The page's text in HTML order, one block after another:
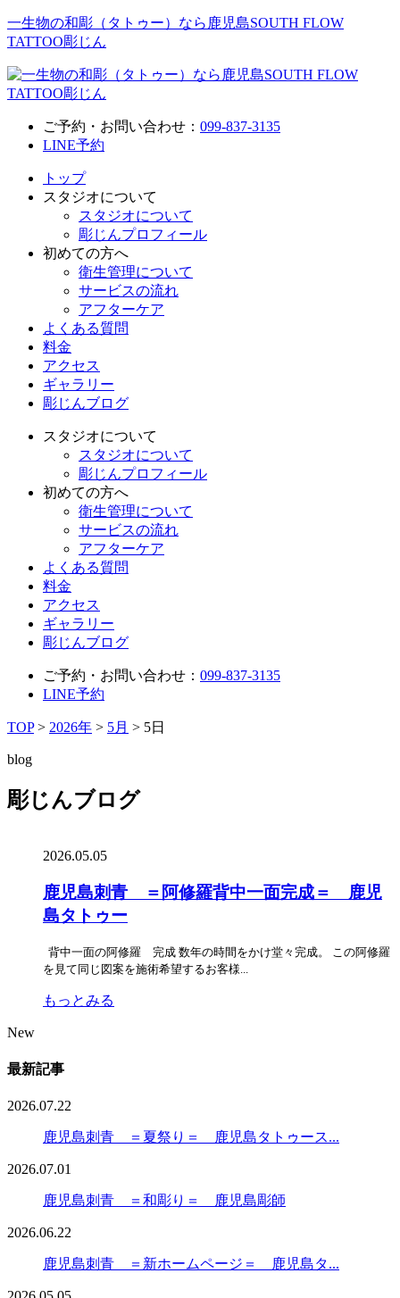
一生物の和彫（タトゥー）なら鹿児島SOUTH FLOW
TATTOO彫じん
ご予約・お問い合わせ： 099-837-3135
LINE予約
トップ
スタジオについて
スタジオについて
彫じんプロフィール
初めての方へ
衛生管理について
サービスの流れ
アフターケア
よくある質問
料金
アクセス
ギャラリー
彫じんブログ
スタジオについて
スタジオについて
彫じんプロフィール
初めての方へ
衛生管理について
サービスの流れ
アフターケア
よくある質問
料金
アクセス
ギャラリー
彫じんブログ
ご予約・お問い合わせ： 099-837-3135
LINE予約
TOP> 2026年 > 5月 > 5日
blog
彫じんブログ
2026.05.05
鹿児島刺青 ＝阿修羅背中一面完成＝ 鹿児
島タトゥー
背中一面の阿修羅 完成 数年の時間をかけ堂々完成。 この阿修羅
を見て同じ図案を施術希望するお客様...
もっとみる
New
最新記事
2026.07.22
鹿児島刺青 ＝夏祭り＝ 鹿児島タトゥース...
2026.07.01
鹿児島刺青 ＝和彫り＝ 鹿児島彫師
2026.06.22
鹿児島刺青 ＝新ホームページ＝ 鹿児島タ...